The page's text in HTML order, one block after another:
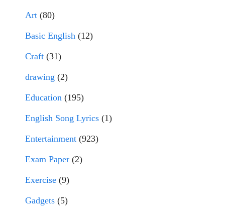
Art (80)
Basic English (12)
Craft (31)
drawing (2)
Education (195)
English Song Lyrics (1)
Entertainment (923)
Exam Paper (2)
Exercise (9)
Gadgets (5)